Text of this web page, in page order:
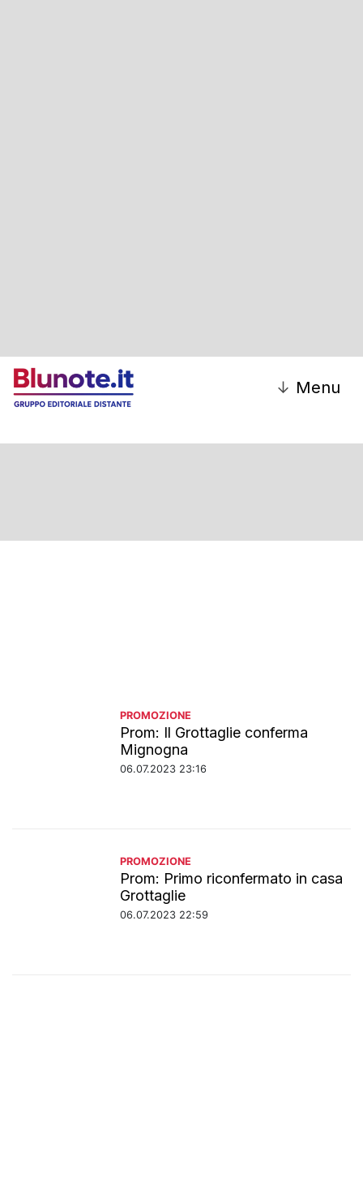
↓ Menu
PROMOZIONE
Prom: Il Grottaglie conferma
Mignogna
06.07.2023 23:16
PROMOZIONE
Prom: Primo riconfermato in casa
Grottaglie
06.07.2023 22:59